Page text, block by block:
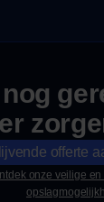
offerte
onze veilige